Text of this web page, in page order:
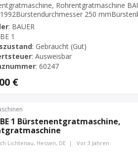
Rohrentgratmaschine
250
2,2 / 3 kWNetzanschluß 380
L x B x H 500 x 450 x 440
: BAUER
BE 1
: Gebraucht (Gut)
: Ausweisbar
: 60247
€
BE 1 Bürstenentgratmaschine,
Lichtenau, Hessen, DE | Vor 3 Jahren